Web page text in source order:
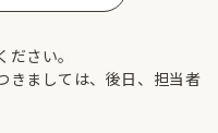
さい。
きましては、後日、担当者